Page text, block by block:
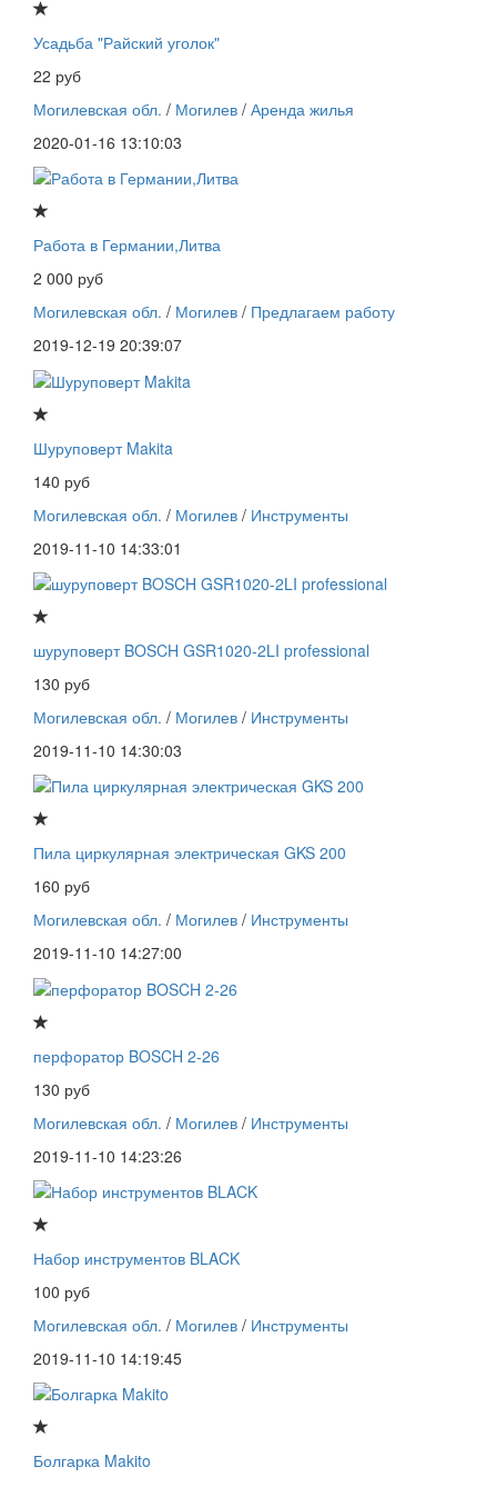
Усадьба "Райский уголок"
22 руб
Могилевская обл. / Могилев / Аренда жилья
2020-01-16 13:10:03
Работа в Германии,Литва
2 000 руб
Могилевская обл. / Могилев / Предлагаем работу
2019-12-19 20:39:07
Шуруповерт Makita
140 руб
Могилевская обл. / Могилев / Инструменты
2019-11-10 14:33:01
шуруповерт BOSCH GSR1020-2LI professional
130 руб
Могилевская обл. / Могилев / Инструменты
2019-11-10 14:30:03
Пила циркулярная электрическая GKS 200
160 руб
Могилевская обл. / Могилев / Инструменты
2019-11-10 14:27:00
перфоратор BOSCH 2-26
130 руб
Могилевская обл. / Могилев / Инструменты
2019-11-10 14:23:26
Набор инструментов BLACK
100 руб
Могилевская обл. / Могилев / Инструменты
2019-11-10 14:19:45
Болгарка Makito